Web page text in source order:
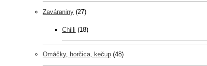
Zaváraniny (27)
Chilli (18)
Omáčky, horčica, kečup (48)